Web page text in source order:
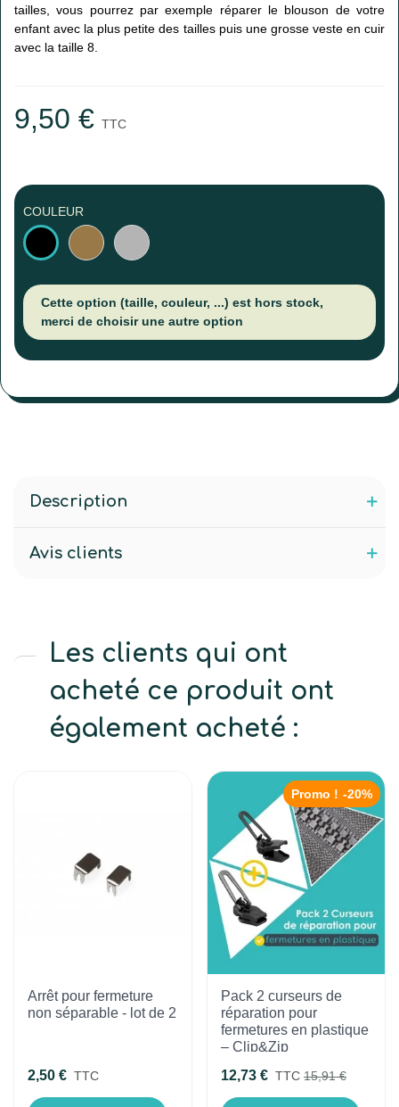
tailles, vous pourrez par exemple réparer le blouson de votre
enfant avec la plus petite des tailles puis une grosse veste en cuir
avec la taille 8.
9,50 € TTC
COULEUR
Noir
Laiton
vieilli
Argent
Cette option (taille, couleur, ...) est hors stock,
merci de choisir une autre option
Description
Avis clients
Les clients qui ont
acheté ce produit ont
également acheté :
Arrêt pour fermeture
non séparable - lot de 2
2,50 € TTC
Promo ! -20%
Pack 2 curseurs de
réparation pour
fermetures en plastique
– Clip&Zip
12,73 € TTC 15,91 €